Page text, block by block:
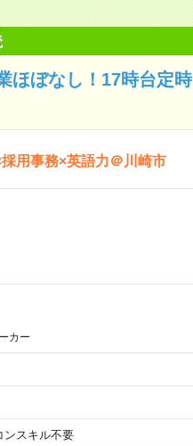
ほぼなし！17時台定時
用事務×英語力＠川崎市
カー
ンスキル不要